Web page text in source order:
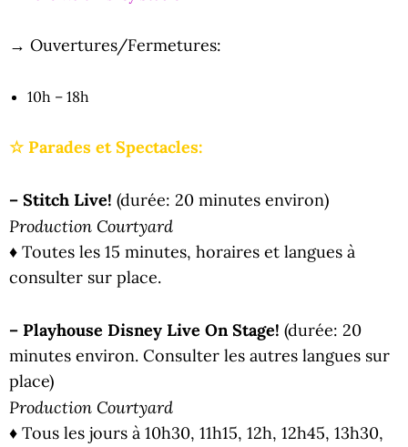
→ Ouvertures/Fermetures:
10h – 18h
☆ Parades et Spectacles:
– Stitch Live! (durée: 20 minutes environ)
Production Courtyard
♦ Toutes les 15 minutes, horaires et langues à
consulter sur place.
– Playhouse Disney Live On Stage! (durée: 20
minutes environ. Consulter les autres langues sur
place)
Production Courtyard
♦ Tous les jours à 10h30, 11h15, 12h, 12h45, 13h30,